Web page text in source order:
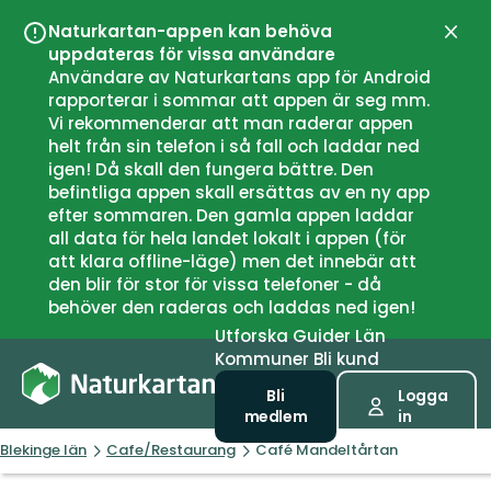
Naturkartan-appen kan behöva
uppdateras för vissa användare
Användare av Naturkartans app för Android
rapporterar i sommar att appen är seg mm.
Vi rekommenderar att man raderar appen
helt från sin telefon i så fall och laddar ned
igen! Då skall den fungera bättre. Den
befintliga appen skall ersättas av en ny app
efter sommaren. Den gamla appen laddar
all data för hela landet lokalt i appen (för
att klara offline-läge) men det innebär att
den blir för stor för vissa telefoner - då
behöver den raderas och laddas ned igen!
UtforskaGuiderLän
Kommuner Bli kund
Bli
medlem
Logga
in
Blekinge län Cafe/Restaurang Café Mandeltårtan